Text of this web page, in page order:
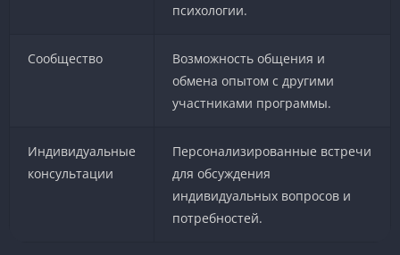
психологии.
Сообщество
Возможность общения и
обмена опытом с другими
участниками программы.
Индивидуальные
консультации
Персонализированные встречи
для обсуждения
индивидуальных вопросов и
потребностей.